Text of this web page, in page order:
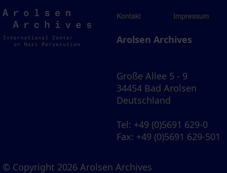
Arolsen
Archives
Kontakt Impressum
Arolsen Archives
Große Allee 5 - 9
34454 Bad Arolsen
Deutschland
Tel: +49 (0)5691 629-0
Fax: +49 (0)5691 629-501
© Copyright 2026 Arolsen Archives